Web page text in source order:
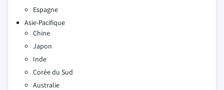
Espagne
Asie-Pacifique
Chine
Japon
Inde
Corée du Sud
Australie